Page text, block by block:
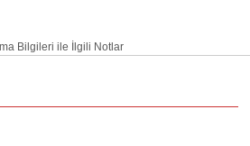
Bilgileri ile İlgili Notlar